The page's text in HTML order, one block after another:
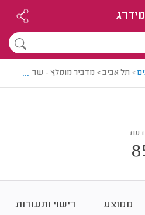
מידרג
> תל אביב > מדביר מומלץ - שרי ...
דעת
ממוצע רישוי ותעודות